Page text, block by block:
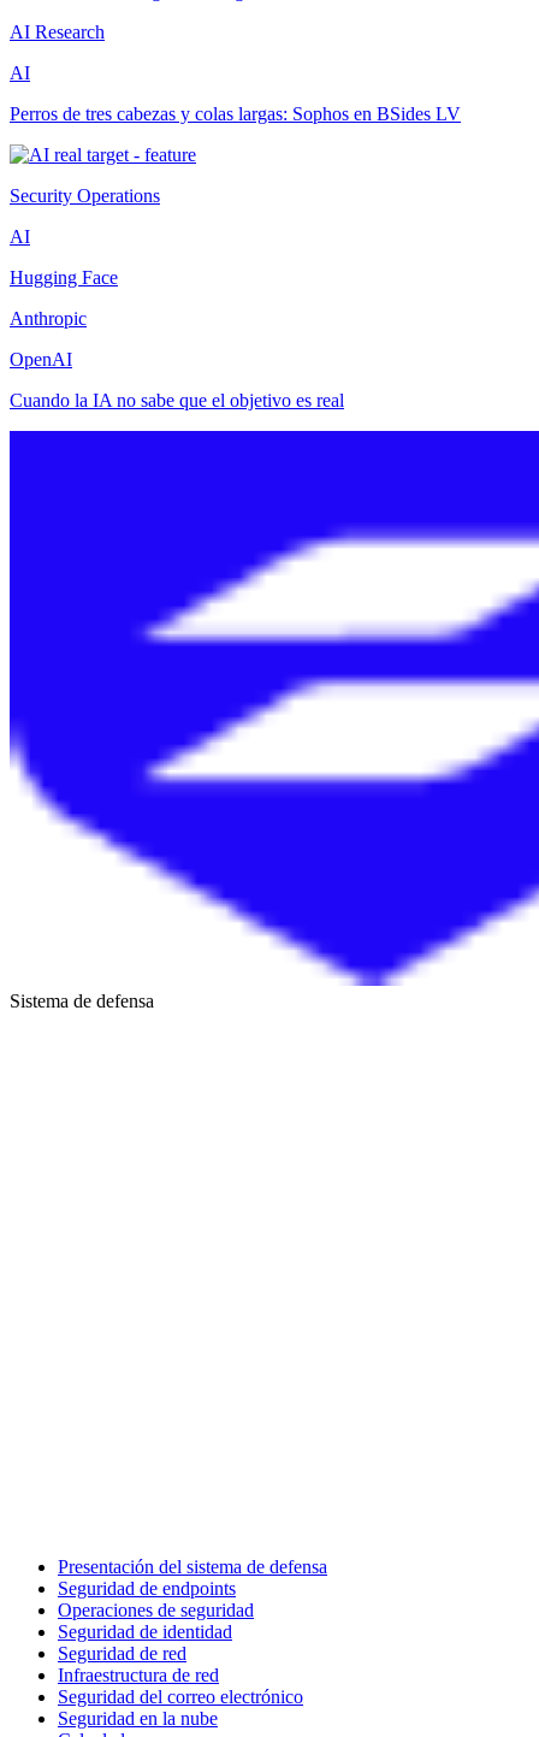
AI Research
AI
Perros de tres cabezas y colas largas: Sophos en BSides LV
Security Operations
AI
Hugging Face
Anthropic
OpenAI
Cuando la IA no sabe que el objetivo es real
Sistema de defensa
Presentación del sistema de defensa
Seguridad de endpoints
Operaciones de seguridad
Seguridad de identidad
Seguridad de red
Infraestructura de red
Seguridad del correo electrónico
Seguridad en la nube